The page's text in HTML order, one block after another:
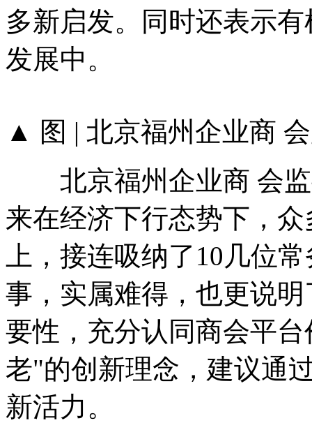
多新启发。同时还表示
发展中。
▲ 图 | 北京福州企业商
北京福州企业商 会监
来在经济下行态势下，
上，接连吸纳了10几位
事，实属难得，也更说
要性，充分认同商会平
老"的创新理念，建议通
新活力。